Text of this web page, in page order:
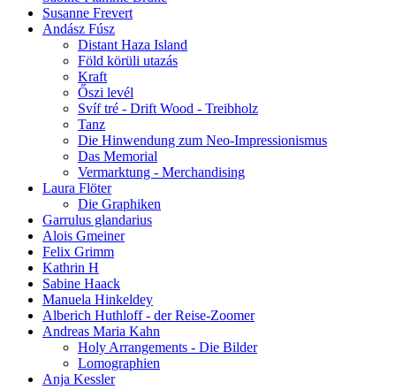
Susanne Frevert
Andász Fúsz
Distant Haza Island
Föld körüli utazás
Kraft
Őszi levél
Svíf tré - Drift Wood - Treibholz
Tanz
Die Hinwendung zum Neo-Impressionismus
Das Memorial
Vermarktung - Merchandising
Laura Flöter
Die Graphiken
Garrulus glandarius
Alois Gmeiner
Felix Grimm
Kathrin H
Sabine Haack
Manuela Hinkeldey
Alberich Huthloff - der Reise-Zoomer
Andreas Maria Kahn
Holy Arrangements - Die Bilder
Lomographien
Anja Kessler